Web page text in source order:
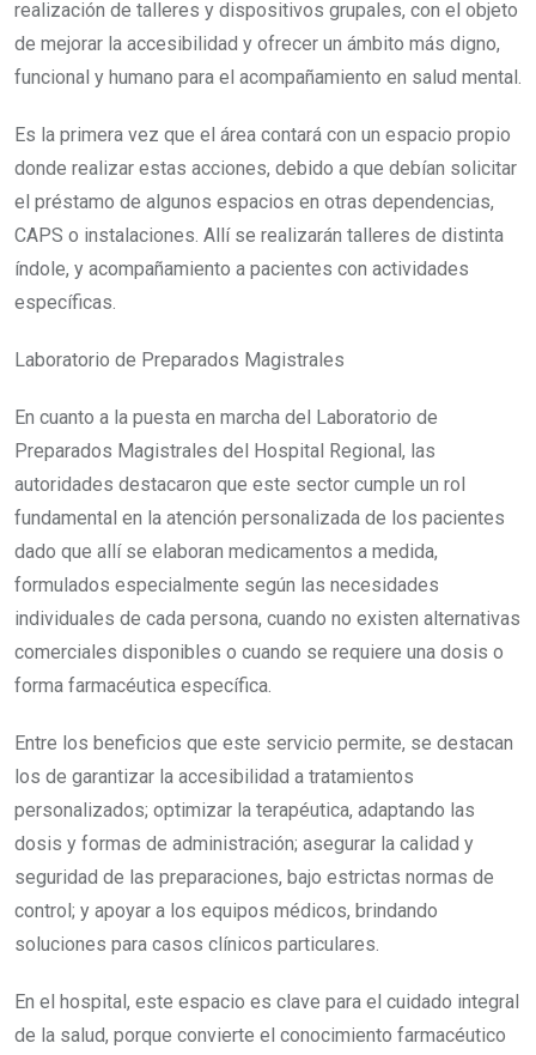
realización de talleres y dispositivos grupales, con el objeto
de mejorar la accesibilidad y ofrecer un ámbito más digno,
funcional y humano para el acompañamiento en salud mental.
Es la primera vez que el área contará con un espacio propio
donde realizar estas acciones, debido a que debían solicitar
el préstamo de algunos espacios en otras dependencias,
CAPS o instalaciones. Allí se realizarán talleres de distinta
índole, y acompañamiento a pacientes con actividades
específicas.
Laboratorio de Preparados Magistrales
En cuanto a la puesta en marcha del Laboratorio de
Preparados Magistrales del Hospital Regional, las
autoridades destacaron que este sector cumple un rol
fundamental en la atención personalizada de los pacientes
dado que allí se elaboran medicamentos a medida,
formulados especialmente según las necesidades
individuales de cada persona, cuando no existen alternativas
comerciales disponibles o cuando se requiere una dosis o
forma farmacéutica específica.
Entre los beneficios que este servicio permite, se destacan
los de garantizar la accesibilidad a tratamientos
personalizados; optimizar la terapéutica, adaptando las
dosis y formas de administración; asegurar la calidad y
seguridad de las preparaciones, bajo estrictas normas de
control; y apoyar a los equipos médicos, brindando
soluciones para casos clínicos particulares.
En el hospital, este espacio es clave para el cuidado integral
de la salud, porque convierte el conocimiento farmacéutico